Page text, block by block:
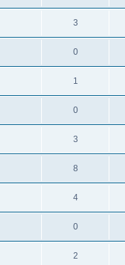
3
0
1
0
3
8
4
0
2